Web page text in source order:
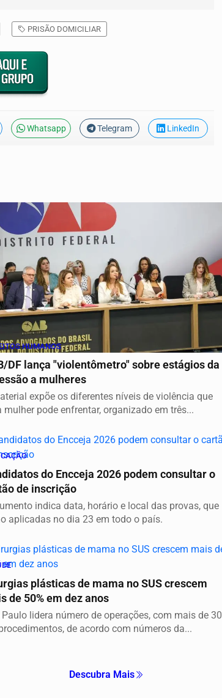
PRISÃO DOMICILIAR
Whatsapp Telegram LinkedIn
HUMANOS
DF lança "violentômetro" sobre estágios da
a mulheres
expõe os diferentes níveis de violência que
mulher pode enfrentar, organizado em três...
do Encceja 2026 podem consultar o
de inscrição
indica data, horário e local das provas, que
aplicadas no dia 23 em todo o país.
plásticas de mama no SUS crescem
de 50% em dez anos
lidera número de operações, com mais de 30
de acordo com números da...
Descubra Mais